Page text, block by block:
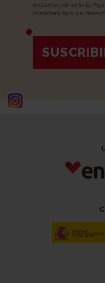
reclamación ante la
considera que sus